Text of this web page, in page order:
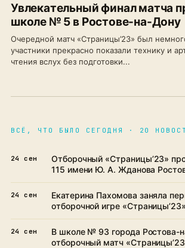
Увлекательный финал матча
школе № 5 в Ростове-на-Дону
Очередной матч «Страницы’23» был
участники прекрасно показали технику и
чтения вслух без подготовки...
ВСЁ, ЧТО БЫЛО СЕГОДНЯ · 20
24 сен
Отборочный «Страницы’23»
115 имени Ю. А. Жданова
24 сен
Екатерина Пахомова заняла
отборочной игре «Страницы’23»
24 сен
В школе № 93 города Ростова-
отборочный матч